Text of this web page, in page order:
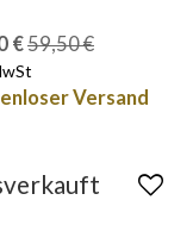
€59,50 €
Versand